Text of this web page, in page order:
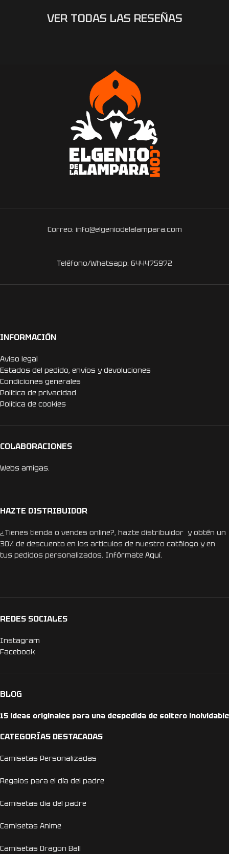
VER TODAS LAS RESEÑAS
Correo: info@elgeniodelalampara.com
Teléfono/Whatsapp: 644475972
INFORMACIÓN
Aviso legal
Estados del pedido, envíos y devoluciones
Condiciones generales
Politica de privacidad
Politica de cookies
COLABORACIONES
Webs amigas.
HAZTE DISTRIBUIDOR
¿Tienes tienda o vendes online?, hazte distribuidor y obtén un
30% de descuento en los artículos de nuestro catálogo y en
tus pedidos personalizados. Infórmate Aquí.
REDES SOCIALES
Instagram
Facebook
BLOG
15 ideas originales para una despedida de soltero inolvidable
CATEGORÍAS DESTACADAS
Camisetas Personalizadas
Regalos para el día del padre
Camisetas día del padre
Camisetas Anime
Camisetas Dragon Ball